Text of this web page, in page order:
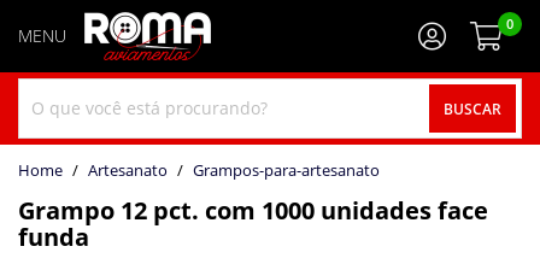
BUSCAR
0
home Artesanato grampos-para-artesanato
Grampo 12 pct. com 1000 unidades face
funda